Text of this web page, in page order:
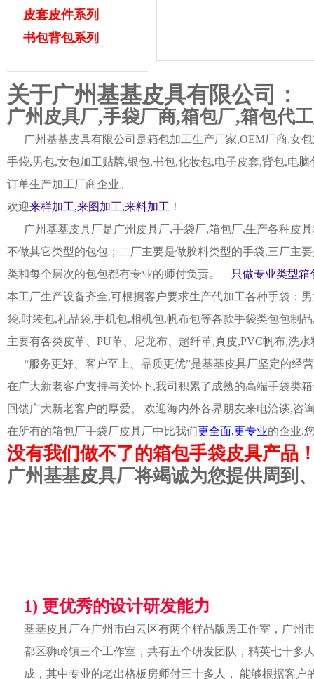
皮套皮件系列
书包背包系列
关于广州基基皮具有限公司：
广州皮具厂,手袋厂商,箱包厂,箱包代
广州基基皮具有限公司是箱包加工生产厂家,OEM厂商,女
手袋,男包,女包加工贴牌,银包,书包,化妆包,电子皮套,背包,电
订单生产加工厂商企业。
欢迎来样加工,来图加工,来料加工 ！
广州基基皮具厂是广州皮具厂,手袋厂,箱包厂,生产各种皮
不做其它类型的包包；二厂主要是做胶料类型的手袋,三厂主
类和每个层次的包包都有专业的师付负责。
只做专业类型箱
本工厂生产设备齐全,可根据客户要求生产代加工各种手袋：
袋,时装包,礼品袋,手机包,相机包,帆布包等各款手袋类包包制
主要有各类皮革、PU革、尼龙布、超纤革,真皮,PVC帆布,洗
“服务更好、客户至上、品质更优”是基基皮具厂坚定的经
在广大新老客户支持与关怀下,我司积累了成熟的高端手袋类
回馈广大新老客户的厚爱。 欢迎海内外各界朋友来电洽谈,咨
在所有的箱包厂手袋厂皮具厂中比我们更全面,更专业的企业,
没有我们做不了的箱包手袋皮具产品
广州基基皮具厂将竭诚为您提供周到
1) 更优秀的设计研发能力
基基皮具厂在广州市白云区有两个样品版房工作室，广州
都区狮岭镇三个工作室，共有五个研发团队，精英七十多
成，其中专业的老出格板房师付三十多人， 能够根据客户